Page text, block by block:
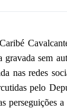
sem
nas redes
pelo
a